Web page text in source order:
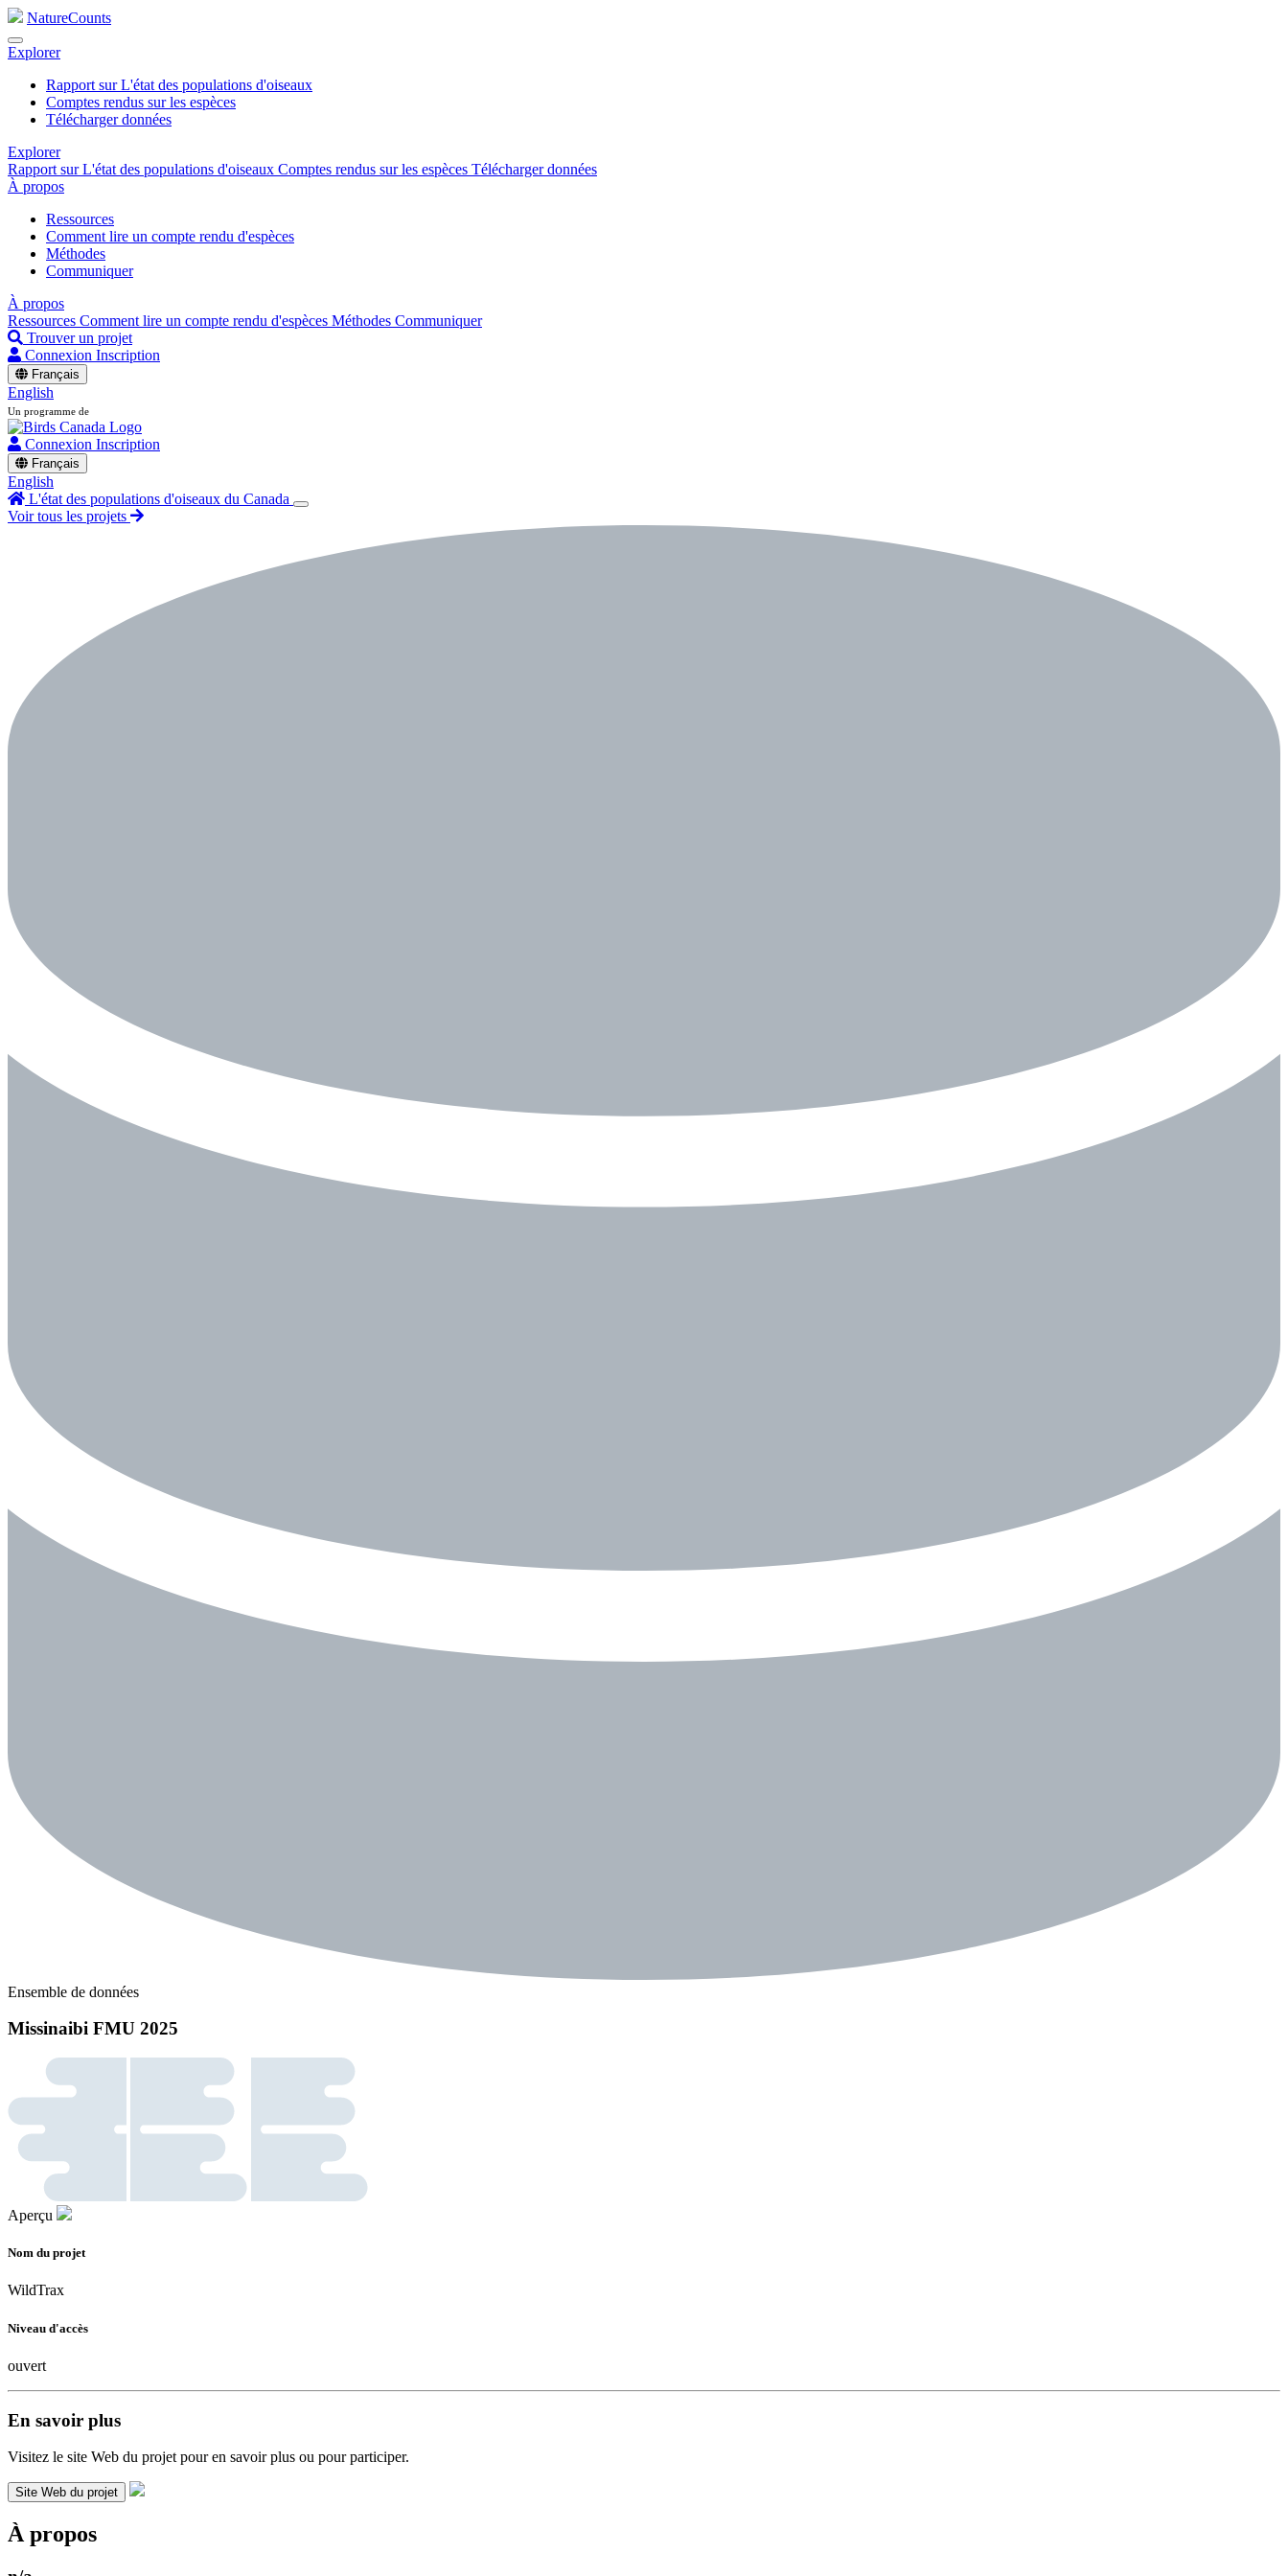
NatureCounts
Explorer
Rapport sur L'état des populations d'oiseaux
Comptes rendus sur les espèces
Télécharger données
Explorer
Rapport sur L'état des populations d'oiseaux Comptes rendus sur les espèces Télécharger données
À propos
Ressources
Comment lire un compte rendu d'espèces
Méthodes
Communiquer
À propos
Ressources Comment lire un compte rendu d'espèces Méthodes Communiquer
Trouver un projet
Connexion Inscription
Français
English
Un programme de
Connexion Inscription
Français
English
L'état des populations d'oiseaux du Canada
Voir tous les projets
Ensemble de données
Missinaibi FMU 2025
Aperçu
Nom du projet
WildTrax
Niveau d'accès
ouvert
En savoir plus
Visitez le site Web du projet pour en savoir plus ou pour participer.
Site Web du projet
À propos